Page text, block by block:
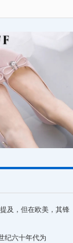
及，但在欧美，其锋
纪六十年代为